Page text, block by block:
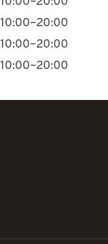
10:00–20:00
10:00–20:00
10:00–20:00